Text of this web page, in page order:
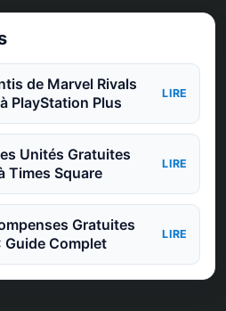
de Marvel Rivals
PlayStation Plus
LIRE
Unités Gratuites
Times Square
LIRE
Gratuites
Guide Complet
LIRE